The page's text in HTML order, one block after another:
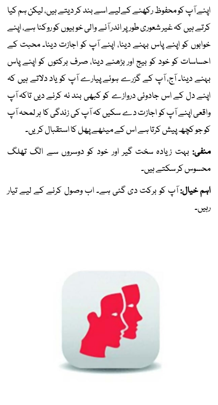
اپنے آپ کو محفوظ رکھنے کےلیے اسے بند کر دیتے ہیں، لیکن ہم کیا
کرتے ہیں کہ غیر شعوری طور پر اندر آنے والی خوبیوں کو روکنا ہے، اپنے
خوابوں کو اپنے پاس بہنے دینا، اپنے آپ کو اجازت دینا۔ محبت کے
احساسات کو خود کو بیج اور بڑھنے دینا، صرف برکتوں کو اپنے پاس
بہنے دینا۔ آج، آپ کے گزرے ہوئے پیارے آپ کو یاد دلاتے ہیں کہ
اپنے دل کے اس جادوئی دروازے کو کبھی بند نہ کرنے دیں تاکہ آپ
واقعی اپنے آپ کو اجازت دے سکیں کہ آپ کی زندگی کا ہر لمحہ آپ
کو جو کچھ پیش کرتا ہے اس کے میٹھے پھل کا استقبال کریں۔
منفی: بہت زیادہ سخت گیر اور خود کو دوسروں سے الگ تھلگ
محسوس کر سکتے ہیں۔
اہم خیال:آپ کو برکت دی گئی ہے۔ اب وصول کرنے کے لیے تیار
رہیں۔